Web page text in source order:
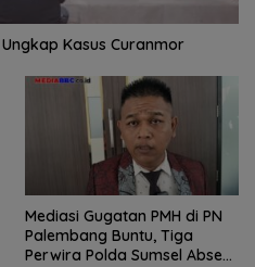
Kasus Curanmor
Mediasi Gugatan PMH di PN
Palembang Buntu, Tiga
Perwira Polda Sumsel Absen,